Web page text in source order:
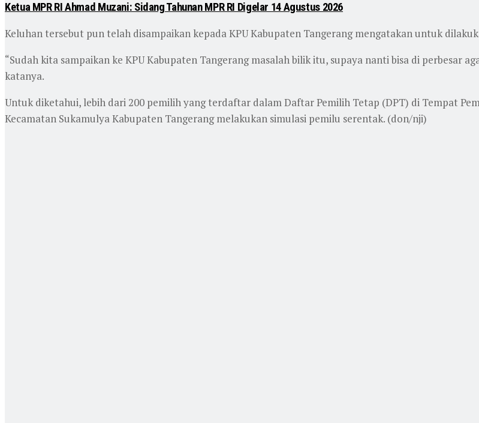
Ketua MPR RI Ahmad Muzani: Sidang Tahunan MPR RI Digelar 14 Agustus 2026
Keluhan tersebut pun telah disampaikan kepada KPU Kabupaten Tangerang mengatakan untuk
“Sudah kita sampaikan ke KPU Kabupaten Tangerang masalah bilik itu, supaya nanti bisa di perbesar
katanya.
Untuk diketahui, lebih dari 200 pemilih yang terdaftar dalam Daftar Pemilih Tetap (DPT) di Tempat
Kecamatan Sukamulya Kabupaten Tangerang melakukan simulasi pemilu serentak. (don/nji)